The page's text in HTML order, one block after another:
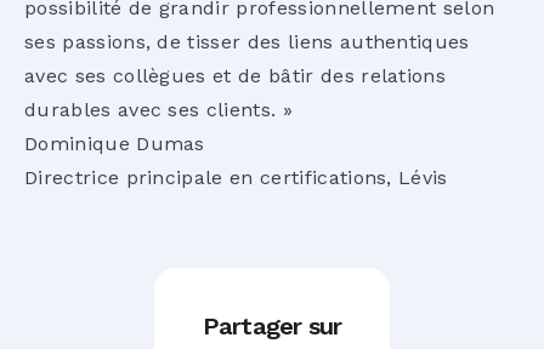
possibilité de grandir professionnellement selon
ses passions, de tisser des liens authentiques
avec ses collègues et de bâtir des relations
durables avec ses clients. »
Dominique Dumas
Directrice principale en certifications, Lévis
Partager sur